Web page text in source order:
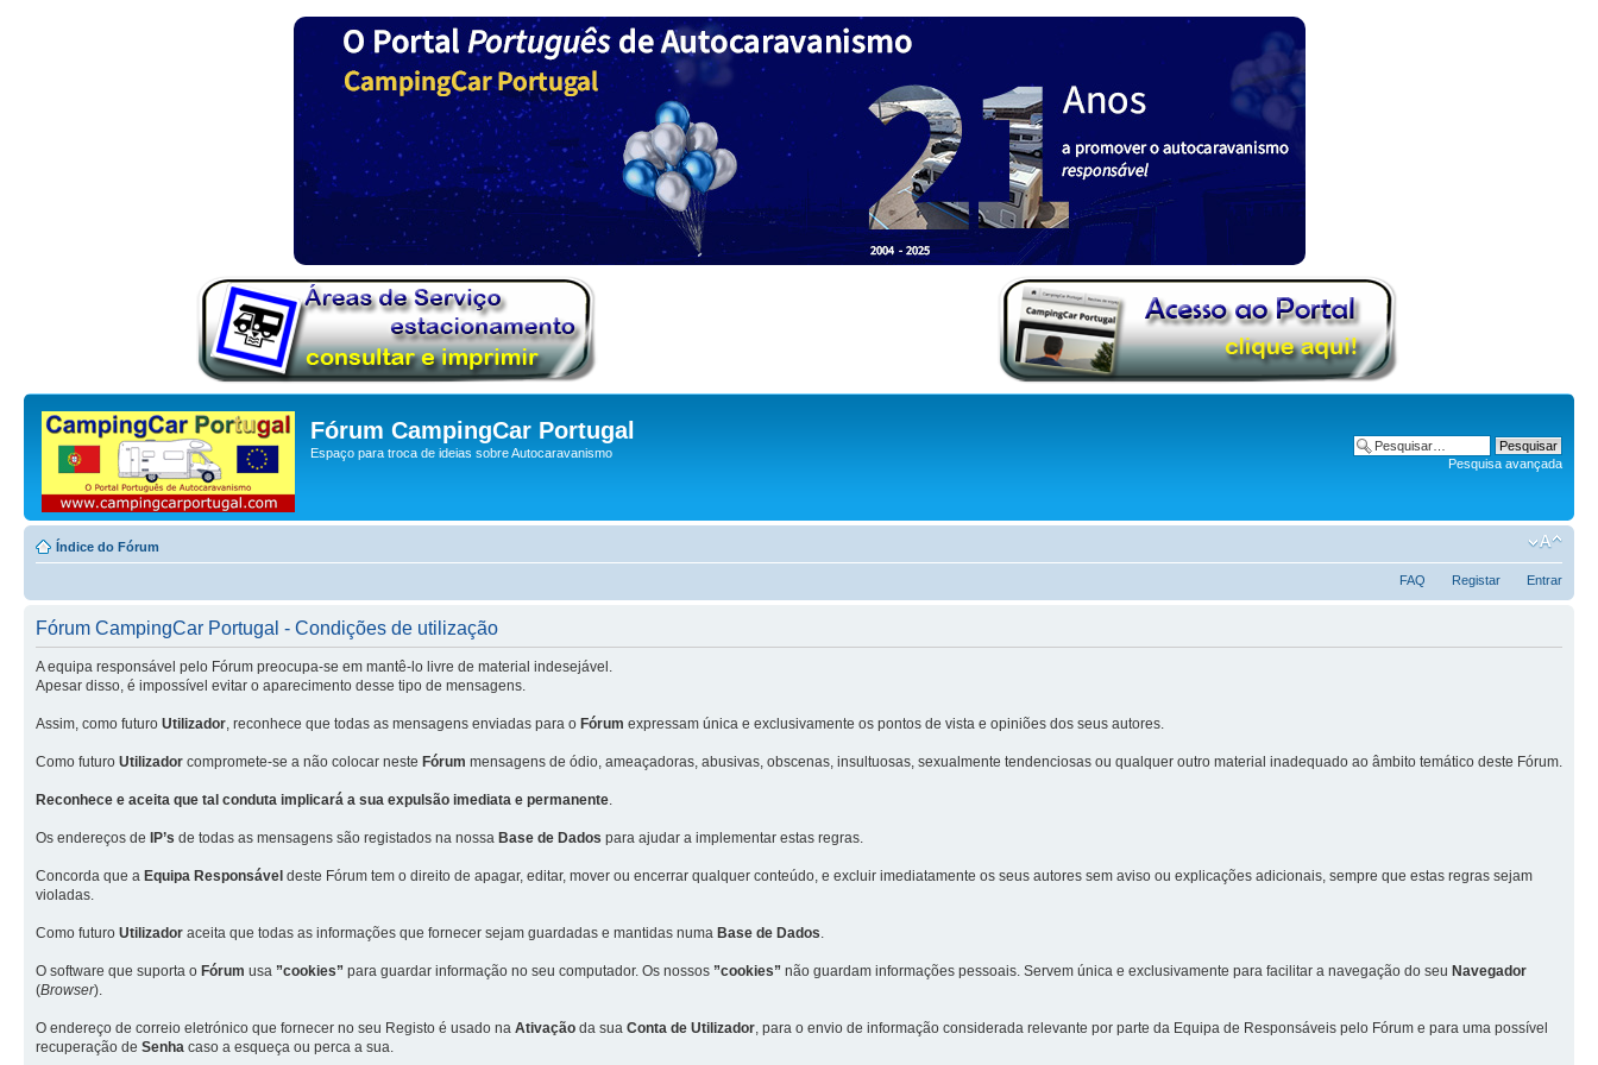
Fórum CampingCar Portugal
Espaço para troca de ideias sobre Autocaravanismo
Pesquisa avançada
Índice do Fórum
FAQ Registar Entrar
Fórum CampingCar Portugal - Condições de utilização
A equipa responsável pelo Fórum preocupa-se em mantê-lo livre de material indesejável.
Apesar disso, é impossível evitar o aparecimento desse tipo de mensagens.
Assim, como futuro Utilizador, reconhece que todas as mensagens enviadas para o Fórum expressam única e exclusivamente os pontos de vista e opiniões dos seus autores.
Como futuro Utilizador compromete-se a não colocar neste Fórum mensagens de ódio, ameaçadoras, abusivas, obscenas, insultuosas, sexualmente tendenciosas ou qualquer outro material inadequado ao âmbito temático deste Fórum.
Reconhece e aceita que tal conduta implicará a sua expulsão imediata e permanente.
Os endereços de IP’s de todas as mensagens são registados na nossa Base de Dados para ajudar a implementar estas regras.
Concorda que a Equipa Responsável deste Fórum tem o direito de apagar, editar, mover ou encerrar qualquer conteúdo, e excluir imediatamente os seus autores sem aviso ou explicações adicionais, sempre que estas regras sejam
violadas.
Como futuro Utilizador aceita que todas as informações que fornecer sejam guardadas e mantidas numa Base de Dados.
O software que suporta o Fórum usa ”cookies” para guardar informação no seu computador. Os nossos ”cookies” não guardam informações pessoais. Servem única e exclusivamente para facilitar a navegação do seu Navegador
(Browser).
O endereço de correio eletrónico que fornecer no seu Registo é usado na Ativação da sua Conta de Utilizador, para o envio de informação considerada relevante por parte da Equipa de Responsáveis pelo Fórum e para uma possível
recuperação de Senha caso a esqueça ou perca a sua.